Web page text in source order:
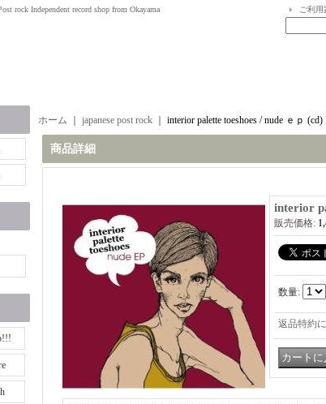
rock Independent record shop from Okayama ご利用
ホーム japanese post rock interior palette toeshoes / nude ｅｐ (cd)
商品詳細
interior
販売価格:
数量:
返品特約